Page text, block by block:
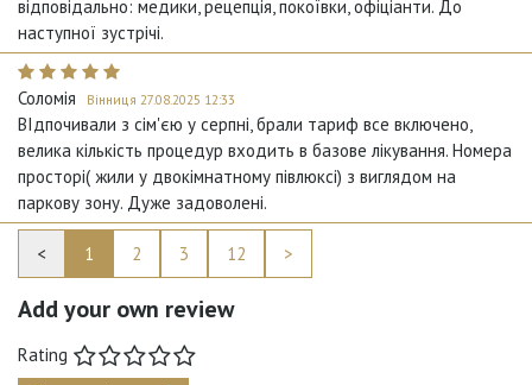
відповідально: медики, рецепція, покоївки, офіціанти. До
наступної зустрічі.
Соломія Вінниця 27.08.2025 12:33
ВІдпочивали з сім'єю у серпні, брали тариф все включено,
велика кількість процедур входить в базове лікування. Номера
просторі( жили у двокімнатному півлюксі) з виглядом на
паркову зону. Дуже задоволені.
< 1 2 3 12 >
Add your own review
Rating